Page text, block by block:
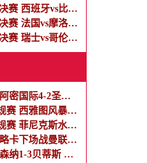
2026年07月11日 世界杯1/4决赛 西班牙vs比利时 全场录像
2026年07月10日 世界杯1/4决赛 法国vs摩洛哥 全场录像
2026年07月08日 世界杯1/8决赛 瑞士vs哥伦比亚 全场录像
2026年08月06日 联盟杯-迈阿密国际4-2圣路易斯 梅西2射1传 阿伦助攻戴帽
2026年08月06日 WNBA常规赛 西雅图风暴 86 - 92 纽约自由人 全场集锦
2026年08月06日 WNBA常规赛 菲尼克斯水星 82 - 96 亚特兰大梦想 全场集锦
2026年08月06日 巴黎0-3马略卡下场战曼联 巴黎全场控球近6成+8射3正未果
2026年08月06日 友谊赛-阿森纳1-3贝蒂斯 因卡皮耶破门难救主 福纳尔斯1射2传